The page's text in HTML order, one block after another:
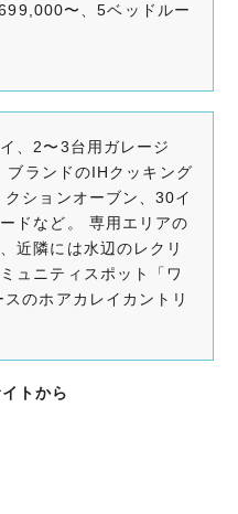
〜、5ベッドルー
、2〜3台用ガレージ
ブランドのIHクッキング
ションオーブン、30イ
ドなど。 専用エリアの
近隣には水辺のレクリ
ュニティスポット「ワ
のホアカレイカントリ
トから